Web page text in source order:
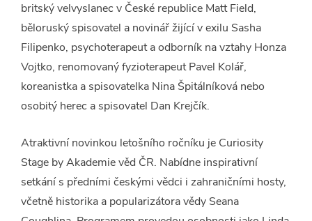
britský velvyslanec v České republice Matt Field,
běloruský spisovatel a novinář žijící v exilu Sasha
Filipenko, psychoterapeut a odborník na vztahy Honza
Vojtko, renomovaný fyzioterapeut Pavel Kolář,
koreanistka a spisovatelka Nina Špitálníková nebo
osobitý herec a spisovatel Dan Krejčík.
Atraktivní novinkou letošního ročníku je Curiosity
Stage by Akademie věd ČR. Nabídne inspirativní
setkání s předními českými vědci i zahraničními hosty,
včetně historika a popularizátora vědy Seana